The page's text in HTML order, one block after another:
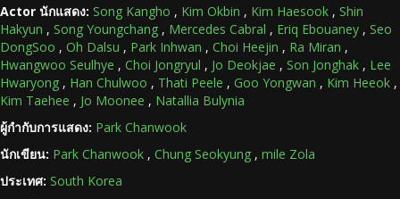
Actor นักแสดง: Song Kangho , Kim Okbin , Kim Haesook , Shin
Hakyun , Song Youngchang , Mercedes Cabral , Eriq Ebouaney , Seo
DongSoo , Oh Dalsu , Park Inhwan , Choi Heejin , Ra Miran ,
Hwangwoo Seulhye , Choi Jongryul , Jo Deokjae , Son Jonghak , Lee
Hwaryong , Han Chulwoo , Thati Peele , Goo Yongwan , Kim Heeok ,
Kim Taehee , Jo Moonee , Natallia Bulynia
ผู้กำกับการแสดง: Park Chanwook
นักเขียน: Park Chanwook , Chung Seokyung , mile Zola
ประเทศ: South Korea